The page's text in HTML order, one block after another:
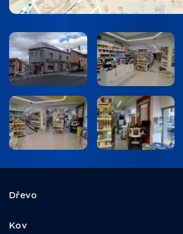
Dřevo
Kov